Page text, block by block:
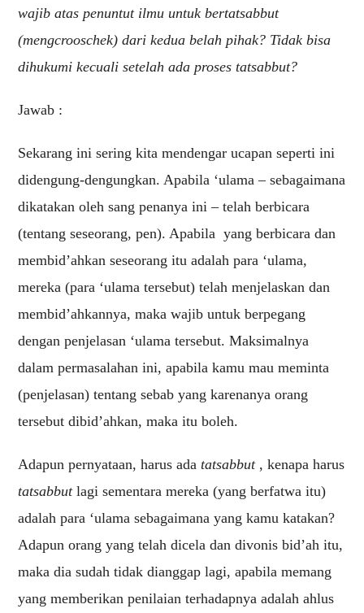
wajib atas penuntut ilmu untuk bertatsabbut
(mengcrooschek) dari kedua belah pihak? Tidak bisa
dihukumi kecuali setelah ada proses tatsabbut?
Jawab :
Sekarang ini sering kita mendengar ucapan seperti ini
didengung-dengungkan. Apabila ‘ulama – sebagaimana
dikatakan oleh sang penanya ini – telah berbicara
(tentang seseorang, pen). Apabila yang berbicara dan
membid’ahkan seseorang itu adalah para ‘ulama,
mereka (para ‘ulama tersebut) telah menjelaskan dan
membid’ahkannya, maka wajib untuk berpegang
dengan penjelasan ‘ulama tersebut. Maksimalnya
dalam permasalahan ini, apabila kamu mau meminta
(penjelasan) tentang sebab yang karenanya orang
tersebut dibid’ahkan, maka itu boleh.
Adapun pernyataan, harus adatatsabbut, kenapa harus
tatsabbutlagi sementara mereka (yang berfatwa itu)
adalah para ‘ulama sebagaimana yang kamu katakan?
Adapun orang yang telah dicela dan divonis bid’ah itu,
maka dia sudah tidak dianggap lagi, apabila memang
yang memberikan penilaian terhadapnya adalah ahlus